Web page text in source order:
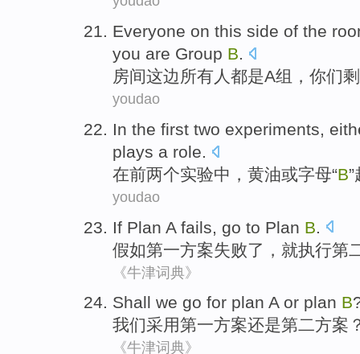
Everyone on this side of the
you are Group B.
房间这边 所有人都是A组 ， 你们
youdao
In the first two experiments,
plays a role.
在前两个实验中 ， 黄油或字母“B”
youdao
If Plan A fails go to Plan B
假如第一方案失败了 ， 就执行第
《牛津词典》
Shall we go for plan A or plan B
我们采用第一方案还是第二方案
《牛津词典》